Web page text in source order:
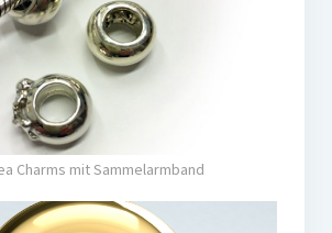
Charms mit Sammelarmband